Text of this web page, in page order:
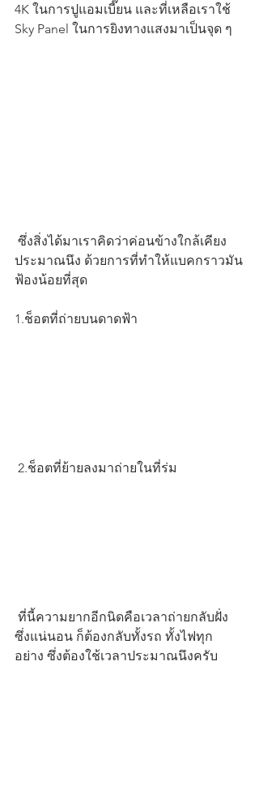
4K ในการปูแอมเบี๊ยน และที่เหลือเราใช้
Sky Panel ในการยิงทางแสงมาเป็นจุด ๆ
ซึ่งสิ่งได้มาเราคิดว่าค่อนข้างใกล้เคียง
ประมาณนึง ด้วยการที่ทำให้แบคกราวมัน
ฟ้องน้อยที่สุด
1.ช็อตที่ถ่ายบนดาดฟ้า
2.ช็อตที่ย้ายลงมาถ่ายในที่ร่ม
ที่นี้ความยากอีกนิดคือเวลาถ่ายกลับฝั่ง
ซึ่งแน่นอน ก็ต้องกลับทั้งรถ ทั้งไฟทุก
อย่าง ซึ่งต้องใช้เวลาประมาณนึงครับ